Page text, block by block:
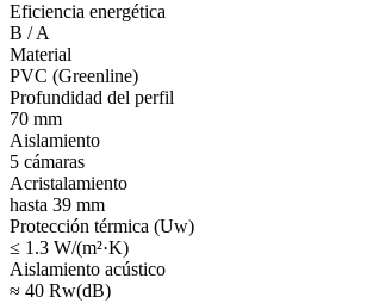
Eficiencia energética
B / A
Material
PVC (Greenline)
Profundidad del perfil
70 mm
Aislamiento
5 cámaras
Acristalamiento
hasta 39 mm
Protección térmica (Uw)
≤ 1.3 W/(m²·K)
Aislamiento acústico
≈ 40 Rw(dB)